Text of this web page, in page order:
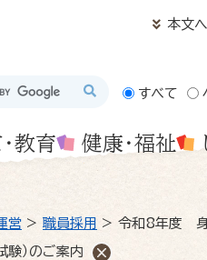
本文へ
すべて
教育 健康・福祉
営 > 職員採用 > 令和8年度 身
）のご案内